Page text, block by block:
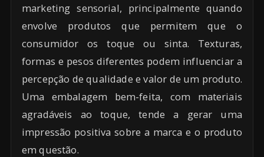
marketing sensorial, principalmente quando
envolve produtos que permitem que o
consumidor os toque ou sinta. Texturas,
formas e pesos diferentes podem influenciar a
percepção de qualidade e valor de um produto.
Uma embalagem bem-feita, com materiais
agradáveis ao toque, tende a gerar uma
impressão positiva sobre a marca e o produto
em questão.